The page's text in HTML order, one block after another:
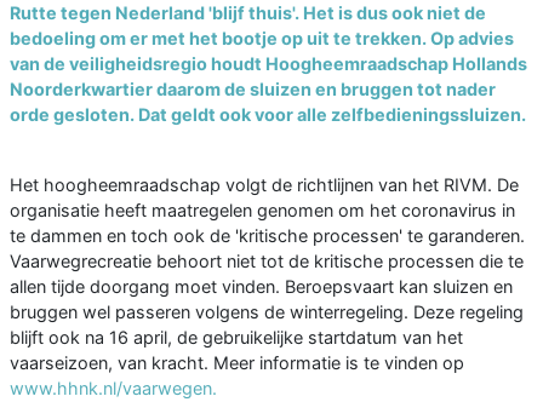
Rutte tegen Nederland 'blijf thuis'. Het is dus ook niet de
bedoeling om er met het bootje op uit te trekken. Op advies
van de veiligheidsregio houdt Hoogheemraadschap Hollands
Noorderkwartier daarom de sluizen en bruggen tot nader
orde gesloten. Dat geldt ook voor alle zelfbedieningssluizen.
Het hoogheemraadschap volgt de richtlijnen van het RIVM. De
organisatie heeft maatregelen genomen om het coronavirus in
te dammen en toch ook de 'kritische processen' te garanderen.
Vaarwegrecreatie behoort niet tot de kritische processen die te
allen tijde doorgang moet vinden. Beroepsvaart kan sluizen en
bruggen wel passeren volgens de winterregeling. Deze regeling
blijft ook na 16 april, de gebruikelijke startdatum van het
vaarseizoen, van kracht. Meer informatie is te vinden op
www.hhnk.nl/vaarwegen.